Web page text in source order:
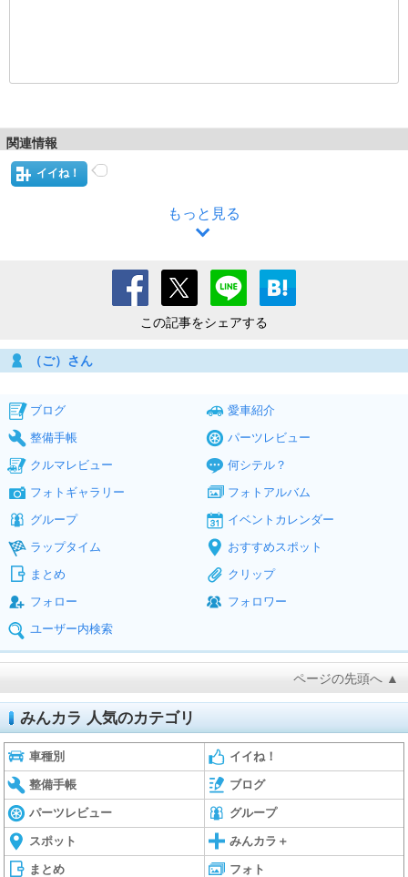
関連情報
イイね！
もっと見る
この記事をシェアする
（ご）さん
ブログ
愛車紹介
整備手帳
パーツレビュー
クルマレビュー
何シテル？
フォトギャラリー
フォトアルバム
グループ
イベントカレンダー
ラップタイム
おすすめスポット
まとめ
クリップ
フォロー
フォロワー
ユーザー内検索
ページの先頭へ ▲
みんカラ 人気のカテゴリ
車種別 イイね！
整備手帳 ブログ
パーツレビュー グループ
スポット みんカラ＋
まとめ フォト